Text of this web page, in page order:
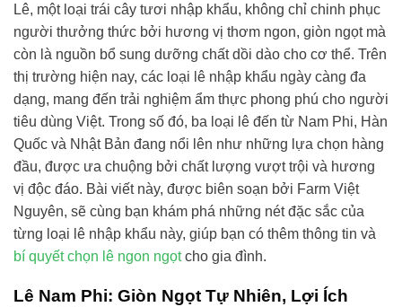
Lê, một loại trái cây tươi nhập khẩu, không chỉ chinh phục
người thưởng thức bởi hương vị thơm ngon, giòn ngọt mà
còn là nguồn bổ sung dưỡng chất dồi dào cho cơ thể. Trên
thị trường hiện nay, các loại lê nhập khẩu ngày càng đa
dạng, mang đến trải nghiệm ẩm thực phong phú cho người
tiêu dùng Việt. Trong số đó, ba loại lê đến từ Nam Phi, Hàn
Quốc và Nhật Bản đang nổi lên như những lựa chọn hàng
đầu, được ưa chuộng bởi chất lượng vượt trội và hương
vị độc đáo. Bài viết này, được biên soạn bởi Farm Việt
Nguyên, sẽ cùng bạn khám phá những nét đặc sắc của
từng loại lê nhập khẩu này, giúp bạn có thêm thông tin và
bí quyết chọn lê ngon ngọtcho gia đình.
Lê Nam Phi: Giòn Ngọt Tự Nhiên, Lợi Ích